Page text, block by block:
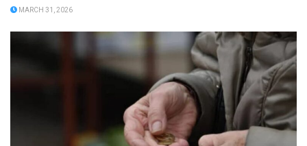
MARCH 31, 2026